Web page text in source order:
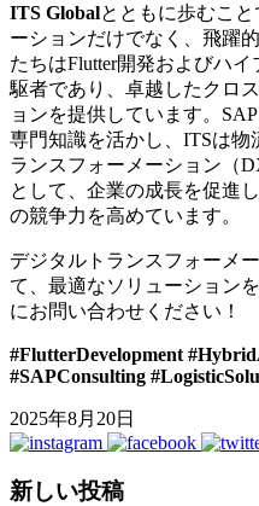
ITS Globalとともに歩むこ
ーションだけでなく、飛躍
たちはFlutter開発およびハ
駆者であり、卓越したクロ
ョンを提供しています。
専門知識を活かし、ITSは物
ランスフォーメーション（
として、企業の成長を促進
の競争力を高めています。
デジタルトランスフォーメ
て、最適なソリューション
にお問い合わせください！
#FlutterDevelopment
#SAPConsulting
2025年8月20日
新しい投稿